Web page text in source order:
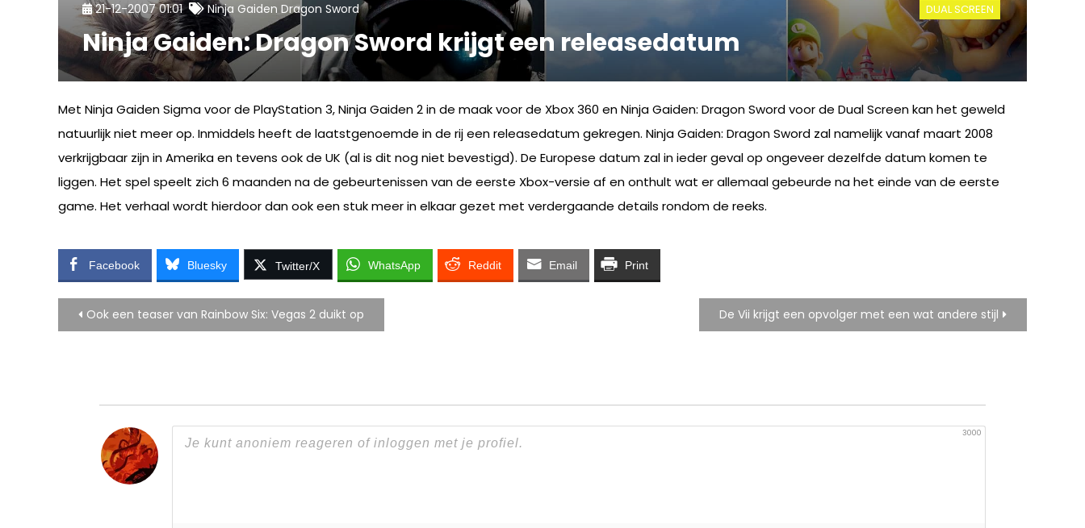
DUAL SCREEN
21-12-2007 01:01 Ninja Gaiden Dragon Sword
Ninja Gaiden: Dragon Sword krijgt een releasedatum
Met Ninja Gaiden Sigma voor de PlayStation 3, Ninja Gaiden 2 in de maak voor de Xbox 360 en Ninja Gaiden: Dragon Sword voor de Dual Screen kan het geweld
natuurlijk niet meer op. Inmiddels heeft de laatstgenoemde in de rij een releasedatum gekregen. Ninja Gaiden: Dragon Sword zal namelijk vanaf maart 2008
verkrijgbaar zijn in Amerika en tevens ook de UK (al is dit nog niet bevestigd). De Europese datum zal in ieder geval op ongeveer dezelfde datum komen te
liggen. Het spel speelt zich 6 maanden na de gebeurtenissen van de eerste Xbox-versie af en onthult wat er allemaal gebeurde na het einde van de eerste
game. Het verhaal wordt hierdoor dan ook een stuk meer in elkaar gezet met verdergaande details rondom de reeks.
Facebook Bluesky Twitter/X WhatsApp Reddit Email Print
Bericht
Ook een teaser van Rainbow Six: Vegas 2 duikt op De Vii krijgt een opvolger met een wat andere stijl
3000